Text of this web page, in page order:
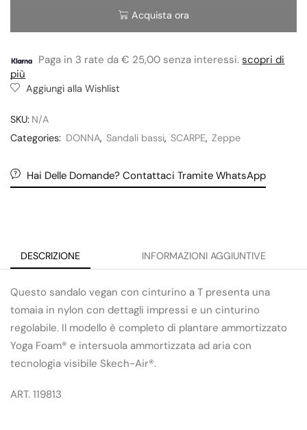
Acquista ora
Paga in 3 rate da € 25,00 senza interessi.scopri di
più
Aggiungi alla Wishlist
SKU: N/A
Categories: DONNA, Sandali bassi, SCARPE, Zeppe
Hai Delle Domande? Contattaci Tramite WhatsApp
DESCRIZIONE INFORMAZIONI AGGIUNTIVE
Questo sandalo vegan con cinturino a T presenta una
tomaia in nylon con dettagli impressi e un cinturino
regolabile. Il modello è completo di plantare ammortizzato
Yoga Foam® e intersuola ammortizzata ad aria con
tecnologia visibile Skech-Air®.
ART. 119813